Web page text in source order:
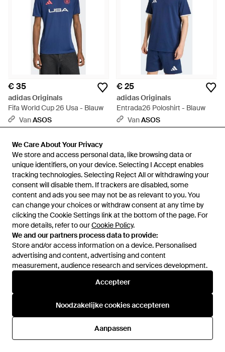
We Care About Your Privacy
We store and access personal data, like browsing data or
unique identifiers, on your device. Selecting I Accept enables
tracking technologies. Selecting Reject All or withdrawing your
consent will disable them. If trackers are disabled, some
content and ads you see may not be as relevant to you. You
can change your choices or withdraw consent at any time by
clicking the Cookie Settings link at the bottom of the page. For
more details, refer to ourCookie Policy.
We and our partners process data to provide:
Store and/or access information on a device. Personalised
advertising and content, advertising and content
measurement, audience research and services development.
Accepteer
Noodzakelijke cookies accepteren
Aanpassen
We Care About Your Privacy
We store and access personal data, like browsing data or
unique identifiers, on your device. Selecting I Accept enables
tracking technologies. Selecting Reject All or withdrawing your
consent will disable them. If trackers are disabled, some
content and ads you see may not be as relevant to you. You
can change your choices or withdraw consent at any time by
clicking the Cookie Settings link at the bottom of the page. For
more details, refer to ourCookie Policy.
We and our partners process data to provide:
Store and/or access information on a device. Personalised
advertising and content, advertising and content
measurement, audience research and services development.
Accepteer
Noodzakelijke cookies accepteren
Aanpassen
€ 35
adidas Originals
Fifa World Cup 26 Usa - Blauw
VanASOS
€ 25
adidas Originals
Entrada26 Poloshirt - Blauw
VanASOS
€ 40
Peter Moore T-Shirt - Blauw
€ 35
Fifa World Cup 26 France Shirt